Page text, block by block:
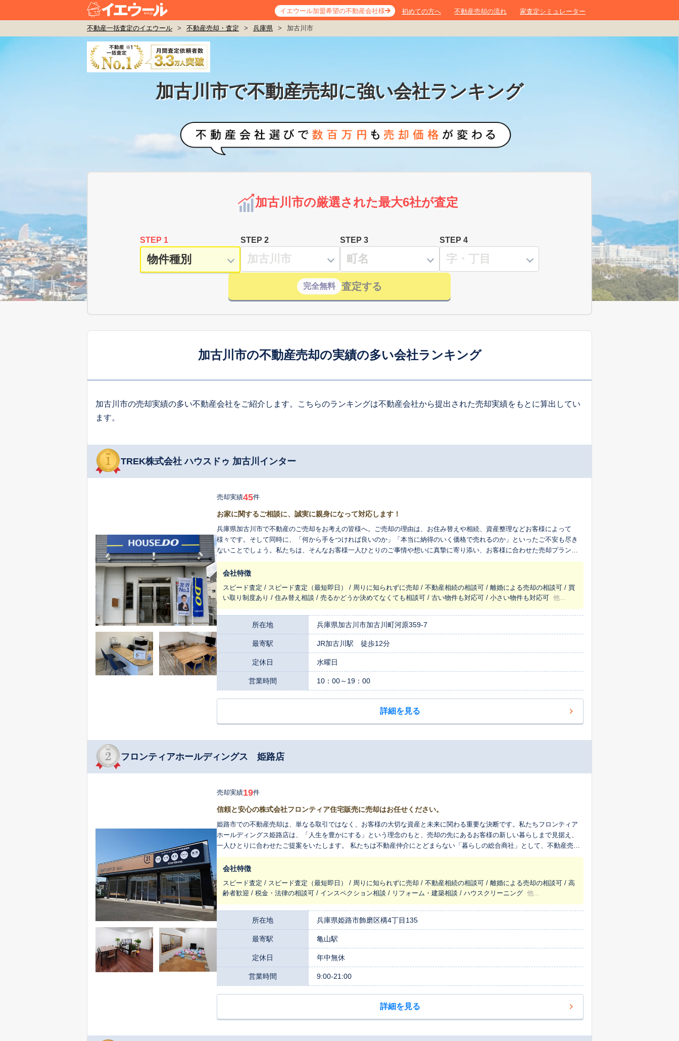
イエウール加盟希望の不動産会社様 初めての方へ 不動産売却の流れ 家査定シミュレーター
不動産一括査定のイエウール > 不動産売却・査定 > 兵庫県 > 加古川市
加古川市で不動産売却に強い会社ランキング
加古川市の厳選された最大6社が査定
STEP 1 STEP 2 STEP 3 STEP 4
完全無料 査定する
加古川市の不動産売却の実績の多い会社ランキング
加古川市の売却実績の多い不動産会社をご紹介します。こちらのランキングは不動産会社から提出された売却実績をもとに算出してい
ます。
TREK株式会社 ハウスドゥ 加古川インター
売却実績45件
お家に関するご相談に、誠実に親身になって対応します！
兵庫県加古川市で不動産のご売却をお考えの皆様へ。ご売却の理由は、お住み替えや相続、資産整理などお客様によって
様々です。そして同時に、「何から手をつければ良いのか」「本当に納得のいく価格で売れるのか」といったご不安も尽き
ないことでしょう。私たちは、そんなお客様一人ひとりのご事情や想いに真摯に寄り添い、お客様に合わせた売却プランを
ご提案する地域密着の不動産パートナー、ハウスドゥ加古川インターです。 当社の大きな特徴は、不動産売却だけでなく、
その後の解体や家財処分まで一括してご相談いただけることです。関連会社に解体業の専門チームがいるため、「長年住ん
処分が大変で…」といったお悩みも、私たちにまとめてお任せいただけます。 売却から解体、不用品の整理まで窓口が一つ
になることで、お客様の手間や精神的なご負担の軽減につながるだけでなく、費用面でのご相談もスムーズに進めることが
できます。 私たちが何よりも大切にしているのは、お客様との対話です。 無理な営業活動は一切行いません。まずはお客様
のご要望やご不安な点をじっくりとお伺いし、売却という選択肢がお客様にとって本当に良いものなのかを一緒に考えさせ
ていただきます。 全国に広がるハウスドゥの情報網を活かした情報力と、地元を知り尽くした地域店ならではのきめ細やか
な対応力をあわせ、ご納得いただけるお取引の実現に全力を尽くします。 ご売却は、お客様の人生における大切な決断で
談だけでも心より歓迎いたします。是非お気軽にご相談ください。
会社特徴
スピード査定 / スピード査定（最短即日） / 周りに知られずに売却 / 不動産相続の相談可 / 離婚による売却の相談可 / 買
い取り制度あり / 住み替え相談 / 売るかどうか決めてなくても相談可 / 古い物件も対応可 / 小さい物件も対応可 他...
所在地 兵庫県加古川市加古川町河原359-7
最寄駅 JR加古川駅 徒歩12分
定休日 水曜日
営業時間 10：00～19：00
詳細を見る
フロンティアホールディングス 姫路店
売却実績19件
信頼と安心の株式会社フロンティア住宅販売に売却はお任せください。
姫路市での不動産売却は、単なる取引ではなく、お客様の大切な資産と未来に関わる重要な決断です。私たちフロンティア
ホールディングス姫路店は、「人生を豊かにする」という理念のもと、売却の先にあるお客様の新しい暮らしまで見据え、
一人ひとりに合わせたご提案をいたします。 私たちは不動産仲介にとどまらない「暮らしの総合商社」として、不動産売却
はもちろん、リフォームや保険、自動車のことまで、お客様の生活設計をまとめてお手伝いできるのが私たちの特長です。
店内にはファイナンシャル・プランニング技能士や住宅ローンアドバイザーといった資格を持つ専門家が在籍しておりま
続や税金の問題まで、不動産の専門家として、また人生の伴走者として、より良い道筋を一緒に考えます。グループとし
て、全国規模の不動産ネットワークで評価されてきた実績と、10年以上赤字決算のない安定した経営基盤も、お客様の大切
な資産をお預かりする上での信頼の証と考えております。 姫路市飾磨区に拠点を置き、地域情報に精通したスタッフが、お
客様一人ひとりのご事情に深く寄り添います。ご相談はプライバシーに配慮した個室で承り、「ご近所に知られずに売却し
たい」といったご要望にも柔軟に対応いたします。店内にはキッズスペースを完備し、女性スタッフも在籍しておりますの
で、ご家族皆様で安心してご来店ください。また、お仕事で忙しい方のために、土日祝日も休まず営業し、インターネット
く、もし一定期間で売却に至らなかった場合の不安を和らげる「買取保証制度」もご用意しております。これにより、計画
的な資金化やスムーズなお住み替えの実現をお手伝いします。お客様のご状況に合わせた選択肢をご提案いたします。 不動
会社特徴
スピード査定 / スピード査定（最短即日） / 周りに知られずに売却 / 不動産相続の相談可 / 離婚による売却の相談可 / 高
齢者歓迎 / 税金・法律の相談可 / インスペクション相談 / リフォーム・建築相談 / ハウスクリーニング 他...
所在地 兵庫県姫路市飾磨区構4丁目135
最寄駅 亀山駅
定休日 年中無休
営業時間 9:00-21:00
詳細を見る